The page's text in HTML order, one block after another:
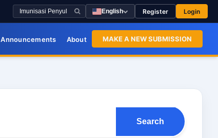
English Register Login
Announcements About MAKE A NEW SUBMISSION
Search